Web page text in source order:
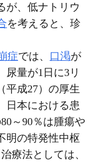
が、低ナトリウ
を考えると、珍
症では、 口渇が
尿量が1日に3リ
平成27）の厚生
日本における患
～90％は腫瘍や
明の特発性中枢
療法としては、